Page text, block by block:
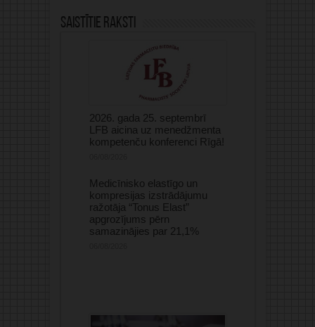
Saistītie raksti
2026. gada 25. septembrī
LFB aicina uz menedžmenta
kompetenču konferenci Rīgā!
Medicīnisko elastīgo un
kompresijas izstrādājumu
ražotāja “Tonus Elast”
apgrozījums pērn
samazinājies par 21,1%